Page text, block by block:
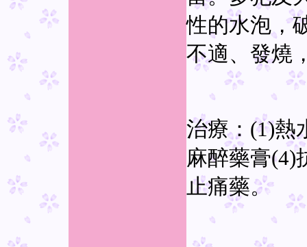
性的水泡，
不適、發燒
治療：(1)熱
麻醉藥膏(4)
止痛藥。